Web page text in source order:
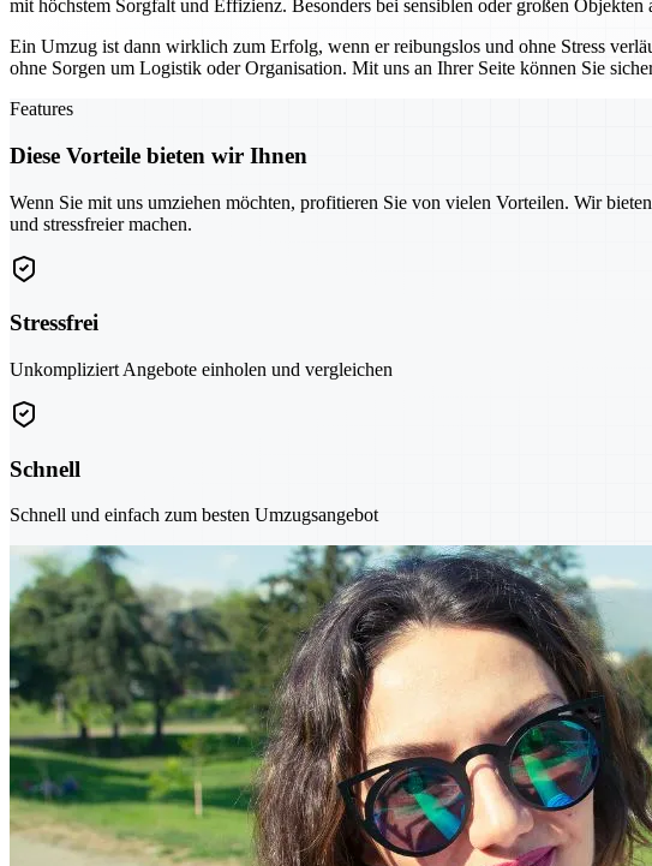
mit höchstem Sorgfalt und Effizienz. Besonders bei sensiblen oder großen
Ein Umzug ist dann wirklich zum Erfolg, wenn er reibungslos und ohne Stress
ohne Sorgen um Logistik oder Organisation. Mit uns an Ihrer Seite können Sie
Features
Diese Vorteile bieten wir Ihnen
Wenn Sie mit uns umziehen möchten, profitieren Sie von vielen Vorteilen. Wir
und stressfreier machen.
Stressfrei
Unkompliziert Angebote einholen und vergleichen
Schnell
Schnell und einfach zum besten Umzugsangebot